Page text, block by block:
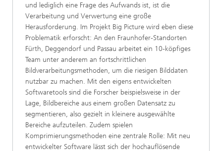
und lediglich eine Frage des Aufwands ist, ist die
Verarbeitung und Verwertung eine große
Herausforderung. Im Projekt Big Picture wird eben diese
Problematik erforscht: An den Fraunhofer-Standorten
Fürth, Deggendorf und Passau arbeitet ein 10-köpfiges
Team unter anderem an fortschrittlichen
Bildverarbeitungsmethoden, um die riesigen Bilddaten
nutzbar zu machen. Mit den eigens entwickelten
Softwaretools sind die Forscher beispielsweise in der
Lage, Bildbereiche aus einem großen Datensatz zu
segmentieren, also gezielt in kleinere ausgewählte
Bereiche aufzuteilen. Zudem spielen
Komprimierungsmethoden eine zentrale Rolle: Mit neu
entwickelter Software lässt sich der hochauflösende